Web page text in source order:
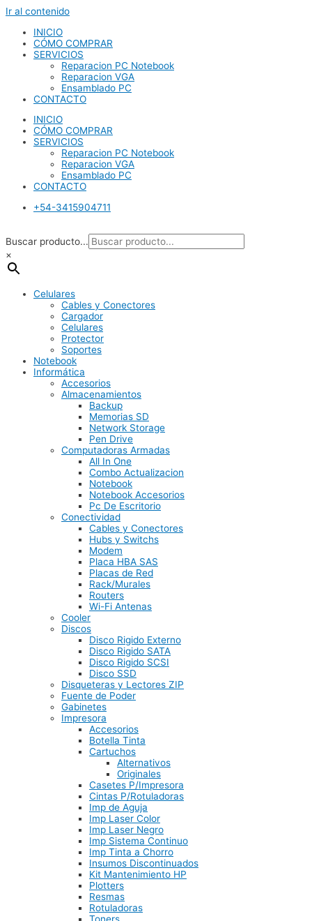
Ir al contenido
INICIO
CÓMO COMPRAR
SERVICIOS
Reparacion PC Notebook
Reparacion VGA
Ensamblado PC
CONTACTO
INICIO
CÓMO COMPRAR
SERVICIOS
Reparacion PC Notebook
Reparacion VGA
Ensamblado PC
CONTACTO
+54-3415904711
Buscar producto...
×
Celulares
Cables y Conectores
Cargador
Celulares
Protector
Soportes
Notebook
Informática
Accesorios
Almacenamientos
Backup
Memorias SD
Network Storage
Pen Drive
Computadoras Armadas
All In One
Combo Actualizacion
Notebook
Notebook Accesorios
Pc De Escritorio
Conectividad
Cables y Conectores
Hubs y Switchs
Modem
Placa HBA SAS
Placas de Red
Rack/Murales
Routers
Wi-Fi Antenas
Cooler
Discos
Disco Rigido Externo
Disco Rigido SATA
Disco Rigido SCSI
Disco SSD
Disqueteras y Lectores ZIP
Fuente de Poder
Gabinetes
Impresora
Accesorios
Botella Tinta
Cartuchos
Alternativos
Originales
Casetes P/Impresora
Cintas P/Rotuladoras
Imp de Aguja
Imp Laser Color
Imp Laser Negro
Imp Sistema Continuo
Imp Tinta a Chorro
Insumos Discontinuados
Kit Mantenimiento HP
Plotters
Resmas
Rotuladoras